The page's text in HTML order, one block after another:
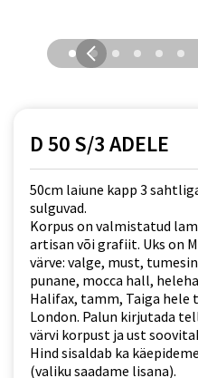
D 50 S/3 ADELE
50cm laiune kapp 3
sulguvad.
Korpus on valmistatud
artisan või grafiit. Uks on
värve: valge, must,
punane, mocca hall,
Halifax, tamm, Taiga hele
London. Palun kirjutada
värvi korpust ja ust
Hind sisaldab ka
(valiku saadame lisana).